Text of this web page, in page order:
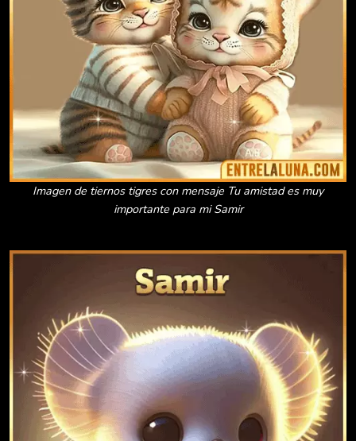
Imagen de tiernos tigres con mensaje Tu amistad es muy
importante para mi Samir